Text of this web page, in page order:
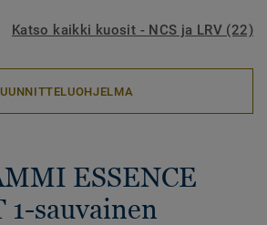
Katso kaikki kuosit - NCS ja LRV (22)
ESSENCE
1-sauvainen